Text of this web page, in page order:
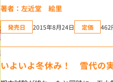
著者：左近堂 絵里
発売日 2015年8月24日 定価 462
いよいよ冬休み！ 雪代の